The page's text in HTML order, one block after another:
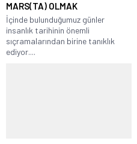
MARS(TA) OLMAK
İçinde bulunduğumuz günler
insanlık tarihinin önemli
sıçramalarından birine tanıklık
ediyor....